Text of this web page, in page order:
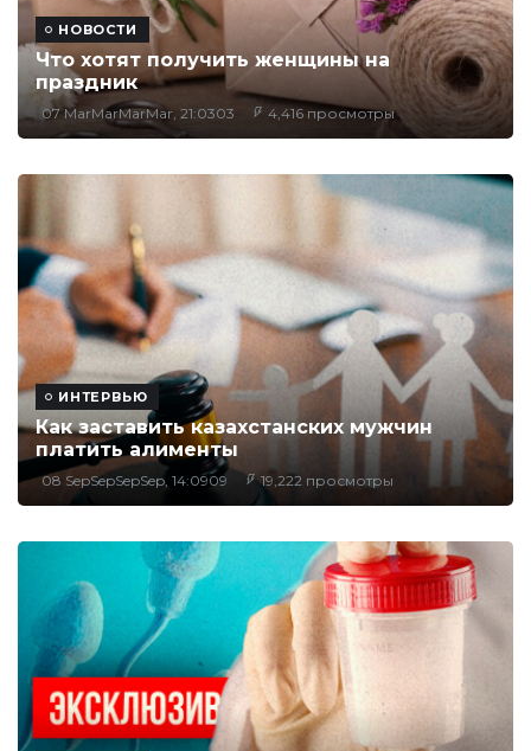
НОВОСТИ
Что хотят получить женщины на
праздник
07 MarMarMarMar, 21:0303 4,416 просмотры
ИНТЕРВЬЮ
Как заставить казахстанских мужчин
платить алименты
08 SepSepSepSep, 14:0909 19,222 просмотры